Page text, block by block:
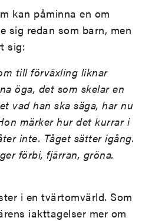
kan påminna en om
sig redan som barn, men
sig:
till förväxling liknar
öga, det som skelar en
vad han ska säga, har nu
märker hur det kurrar i
inte. Tåget sätter igång.
förbi, fjärran, gröna.
i en tvärtomvärld. Som
iakttagelser mer om